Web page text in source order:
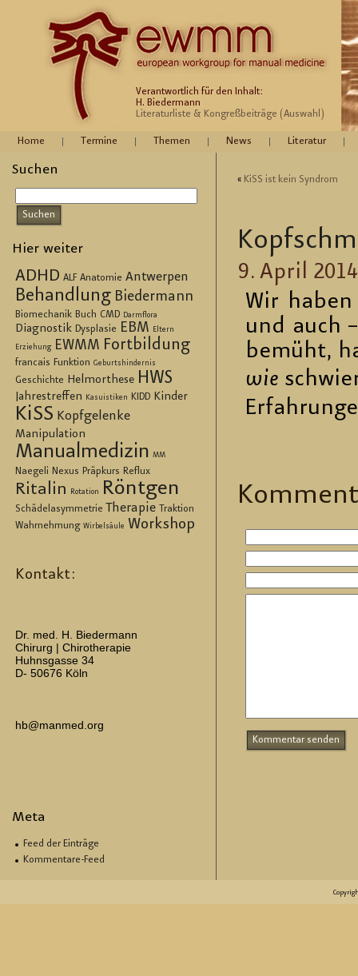
Verantwortlich für den Inhalt:
H. Biedermann
Literaturliste & Kongreßbeiträge (Auswahl)
Home Termine Themen News Literatur
Suchen
Hier weiter
ADHD ALF Anatomie Antwerpen
Behandlung Biedermann
Biomechanik Buch CMD Darmflora
Diagnostik Dysplasie EBM Eltern
Erziehung EWMM Fortbildung
francais Funktion Geburtshindernis
Geschichte Helmorthese HWS
Jahrestreffen Kasuistiken KIDD Kinder
KiSS Kopfgelenke
Manipulation
Manualmedizin MM
Naegeli Nexus Präpkurs Reflux
Ritalin Rotation Röntgen
Schädelasymmetrie Therapie Traktion
Wahrnehmung Wirbelsäule Workshop
Kontakt:
Dr. med. H. Biedermann
Chirurg | Chirotherapie
Huhnsgasse 34
D- 50676 Köln
hb@manmed.org
Meta
Feed der Einträge
Kommentare-Feed
« KiSS ist kein Syn­drom
9. April 2014
Wir
und auch
be­müht,
wie